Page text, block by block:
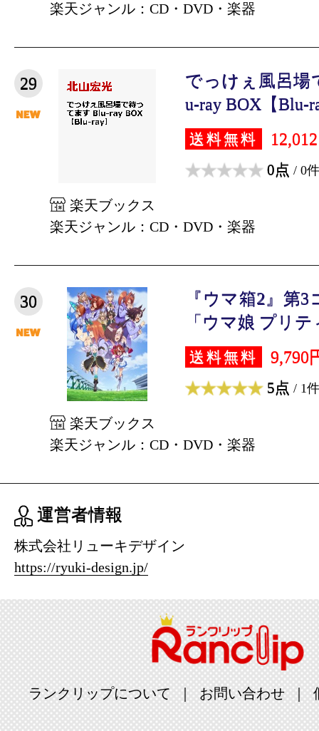
楽天ジャンル：CD・DVD・楽器
29
でっけぇ風呂場
u-ray BOX【Blu-
送料無料
0点 / 0件
楽天ブックス
楽天ジャンル：CD・DVD・楽器
30
『ウマ箱2』第
「ウマ娘 プリ
送料無料 9,790
5点 / 1件
楽天ブックス
楽天ジャンル：CD・DVD・楽器
運営者情報
株式会社リューキデザイン
https://ryuki-design.jp/
ランクリップについて お問い合わせ